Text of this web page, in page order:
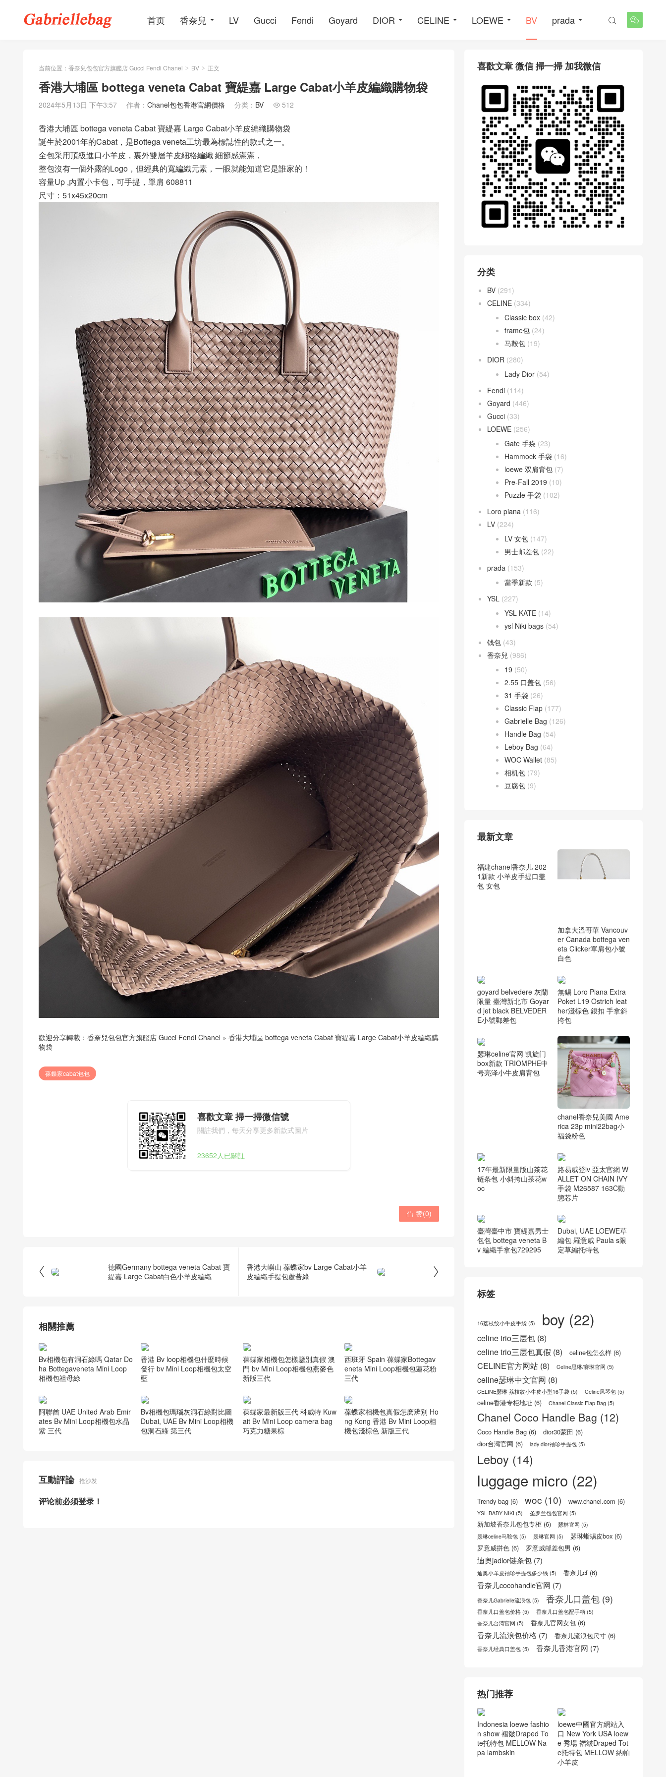
首页 香奈兒 LV Gucci Fendi Goyard DIOR CELINE LOEWE BV prada 

当前位置： 香奈兒包包官方旗艦店 Gucci Fendi Chanel > BV > 正文
香港大埔區 bottega veneta Cabat 寶緹嘉 Large Cabat小羊皮編織購物袋
2024年5月13日 下午3:57 作者： Chanel包包香港官網價格 分类： BV  512
香港大埔區 bottega veneta Cabat 寶緹嘉 Large Cabat小羊皮編織購物袋
誕生於2001年的Cabat，是Bottega veneta工坊最為標誌性的款式之一。
全包采用頂級進口小羊皮，裏外雙層羊皮細格編織 細節感滿滿，
整包沒有一個外露的Logo，但經典的寬編織元素，一眼就能知道它是誰家的！
容量Up ,內置小卡包，可手提，單肩 608811
尺寸：51x45x20cm
歡迎分享轉載： 香奈兒包包官方旗艦店 Gucci Fendi Chanel » 香港大埔區 bottega veneta Cabat 寶緹嘉 Large Cabat小羊皮編織購
物袋
葆蝶家cabat包包
喜歡文章 掃一掃微信號
關註我們，每天分享更多新款式圖片
23652人已關註
 赞(0)

德國Germany bottega veneta Cabat 寶
緹嘉 Large Cabat白色小羊皮編織

香港大嶼山 葆蝶家bv Large Cabat小羊
皮編織手提包蘆薈綠
相關推薦
Bv相機包有洞石綠嗎 Qatar Do
ha Bottegaveneta Mini Loop
相機包祖母綠
香港 Bv loop相機包什麼時候
發行 bv Mini Loop相機包太空
藍
葆蝶家相機包怎樣鑒別真假 澳
門 bv Mini Loop相機包燕麥色
新版三代
西班牙 Spain 葆蝶家Bottegav
eneta Mini Loop相機包蓮花粉
三代
阿聯酋 UAE United Arab Emir
ates Bv Mini Loop相機包水晶
紫 三代
Bv相機包瑪瑙灰洞石綠對比圖
Dubai, UAE Bv Mini Loop相機
包洞石綠 第三代
葆蝶家最新版三代 科威特 Kuw
ait Bv Mini Loop camera bag
巧克力糖果棕
葆蝶家相機包真假怎麽辨別 Ho
ng Kong 香港 Bv Mini Loop相
機包淺棕色 新版三代
互動評論 抢沙发
评论前必须登录！
喜歡文章 微信 掃一掃 加我微信
分类
BV (291)
CELINE (334)
Classic box (42)
frame包 (24)
马鞍包 (19)
DIOR (280)
Lady Dior (54)
Fendi (114)
Goyard (446)
Gucci (33)
LOEWE (256)
Gate 手袋 (23)
Hammock 手袋 (16)
loewe 双肩背包 (7)
Pre-Fall 2019 (10)
Puzzle 手袋 (102)
Loro piana (116)
LV (224)
LV 女包 (147)
男士邮差包 (22)
prada (153)
當季新款 (5)
YSL (227)
YSL KATE (14)
ysl Niki bags (54)
钱包 (43)
香奈兒 (986)
19 (50)
2.55 口盖包 (56)
31 手袋 (26)
Classic Flap (177)
Gabrielle Bag (126)
Handle Bag (54)
Leboy Bag (64)
WOC Wallet (85)
相机包 (79)
豆腐包 (9)
最新文章
加拿大溫哥華 Vancouv
er Canada bottega ven
eta Clicker單肩包小號
白色
goyard belvedere 灰蘭
限量 臺灣新北市 Goyar
d jet black BELVEDER
E小號郵差包
無錫 Loro Piana Extra
Poket L19 Ostrich leat
her淺棕色 銀扣 手拿斜
挎包
瑟琳celine官网 凯旋门
box新款 TRIOMPHE中
号亮泽小牛皮肩背包
chanel香奈兒美國 Ame
rica 23p mini22bag小
福袋粉色
17年最新限量版山茶花
链条包 小斜挎山茶花w
oc
路易威登lv 亞太官網 W
ALLET ON CHAIN IVY
手袋 M26587 163C動
態芯片
臺灣臺中市 寶緹嘉男士
包包 bottega veneta B
v 編織手拿包729295
Dubai, UAE LOEWE草
編包 羅意威 Paula s限
定草編托特包
标签
16荔枝纹小牛皮手袋 (5) boy (22)
celine trio三层包 (8)
celine trio三层包真假 (8) celine包怎么样 (6)
CELINE官方网站 (8) Celine思琳/赛琳官网 (5)
celine瑟琳中文官网 (8)
CELINE瑟琳 荔枝纹小牛皮小型16手袋 (5) Celine风琴包 (5)
celine香港专柜地址 (6) Chanel Classic Flap Bag (5)
Chanel Coco Handle Bag (12)
Coco Handle Bag (6) dior30蒙田 (6)
dior台湾官网 (6) lady dior袖珍手提包 (5)
Leboy (14)
luggage micro (22)
Trendy bag (6) woc (10) www.chanel.com (6)
YSL BABY NIKI (5) 圣罗兰包包官网 (5)
新加坡香奈儿包包专柜 (6) 瑟林官网 (5)
瑟琳celine马鞍包 (5) 瑟琳官网 (5) 瑟琳蜥蜴皮box (6)
罗意威拼色 (6) 罗意威邮差包男 (6)
迪奥jadior链条包 (7)
迪奥小羊皮袖珍手提包多少钱 (5) 香奈儿cf (6)
香奈儿cocohandle官网 (7)
香奈儿Gabrielle流浪包 (5) 香奈儿口盖包 (9)
香奈儿口盖包价格 (5) 香奈儿口盖包配手柄 (5)
香奈儿台湾官网 (5) 香奈儿官网女包 (6)
香奈儿流浪包价格 (7) 香奈儿流浪包尺寸 (6)
香奈儿经典口盖包 (5) 香奈儿香港官网 (7)
热门推荐
Indonesia loewe fashio
n show 褶皺Draped To
te托特包 MELLOW Na
pa lambskin
loewe中國官方網站入
口 New York USA loew
e 秀場 褶皺Draped Tot
e托特包 MELLOW 納帕
小羊皮